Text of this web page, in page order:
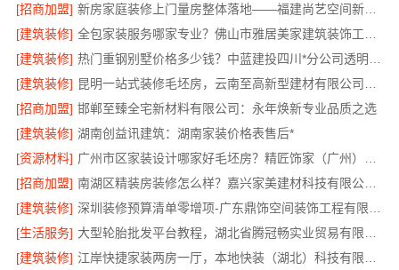
[招商加盟]
新房家庭装修上门量房整体落地——福建尚艺空间新材料科技有限公司
[建筑装修]
[建筑装修]
[建筑装修]
[招商加盟] 邯郸至臻全宅新材料有限公司：永年焕新专业品质之选
[建筑装修] 湖南创益讯建筑：湖南家装价格表售后*
[资源材料]
[招商加盟]
南湖区精装房装修怎么样？嘉兴家美建材科技有限公司专业解答
[建筑装修]
[生活服务]
[建筑装修]